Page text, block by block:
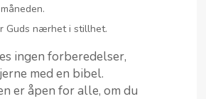
Guds nærhet i stillhet.
ingen forberedelser,
med en bibel.
er åpen for alle, om du